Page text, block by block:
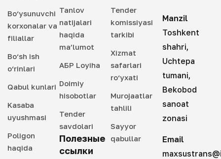
Bo‘ysunuvchi
korxonalar va
filiallar
Bo‘sh ish
o‘rinlari
Qabul kunlari
Kasaba
uyushmasi
Poligon
haqida
Tanlov
natijalari
haqida
ma’lumot
АБР Loyiha
Doimiy
hisobotlar
Tender
savdolari
Полезные
ссылки
Tender
komissiyasi
tarkibi
Xizmat
safarlari
ro‘yxati
Murojaatlar
tahlili
Sayyor
qabullar
Manzil
Toshkent
shahri,
Uchtepa
tumani,
Bekobod
sanoat
zonasi
Email